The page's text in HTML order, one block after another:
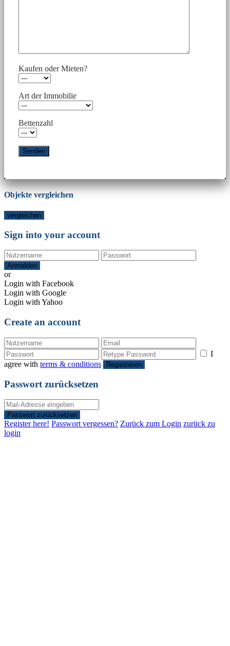
Kaufen oder Mieten?
Art der Immobilie
Bettenzahl
Objekte vergleichen
vergleichen
Sign into your account
Anmelden
or
Login with Facebook
Login with Google
Login with Yahoo
Create an account
I
agree with terms & conditions Registrieren
Passwort zurücksetzen
Passwort zurücksetzen
Register here! Passwort vergessen? Zurück zum Login zurück zu
login